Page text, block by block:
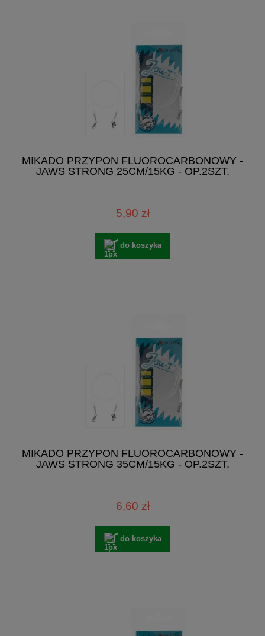
MIKADO PRZYPON FLUOROCARBONOWY -
JAWS STRONG 25CM/15KG - OP.2SZT.
5,90 zł
do koszyka
MIKADO PRZYPON FLUOROCARBONOWY -
JAWS STRONG 35CM/15KG - OP.2SZT.
6,60 zł
do koszyka